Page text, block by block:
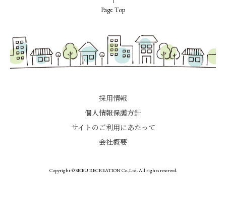
Page Top
採用情報
個人情報保護方針
サイトのご利用にあたって
会社概要
Copyright © SEIBU RECREATION Co.,Ltd. All rights reserved.